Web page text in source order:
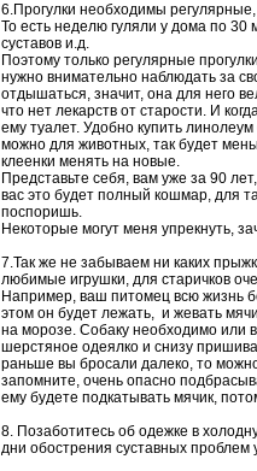
6.Прогулки необходимы
То есть неделю гуляли у дома по
суставов и.д.
Поэтому только регулярные
нужно внимательно наблюдать за
отдышаться, значит, она для него
что нет лекарств от старости. И
ему туалет. Удобно купить
можно для животных, так будет
клеенки менять на новые.
Представьте себя, вам уже за 90
вас это будет полный кошмар, для
поспоришь.
Некоторые могут меня упрекнуть,
7.Так же не забываем ни каких
любимые игрушки, для старичков
Например, ваш питомец всю жизнь
этом он будет лежать, и жевать
на морозе. Собаку необходимо или
шерстяное одеялко и снизу
раньше вы бросали далеко, то
запомните, очень опасно
ему будете подкатывать мячик,
8. Позаботитесь об одежке в
дни обострения суставных проблем